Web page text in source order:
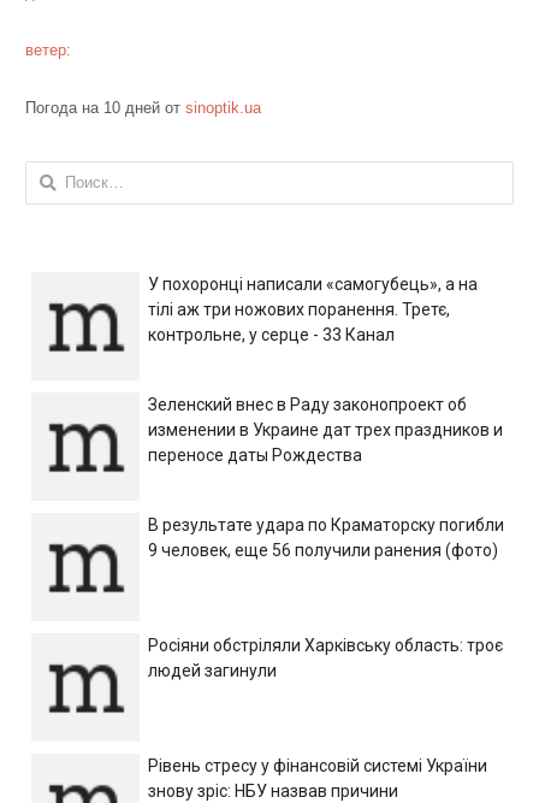
ветер:
Погода на 10 дней от sinoptik.ua
Найти:
У похоронці написали «самогубець», а на
тілі аж три ножових поранення. Третє,
контрольне, у серце - 33 Канал
Зеленский внес в Раду законопроект об
изменении в Украине дат трех праздников и
переносе даты Рождества
В результате удара по Краматорску погибли
9 человек, еще 56 получили ранения (фото)
Росіяни обстріляли Харківську область: троє
людей загинули
Рівень стресу у фінансовій системі України
знову зріс: НБУ назвав причини